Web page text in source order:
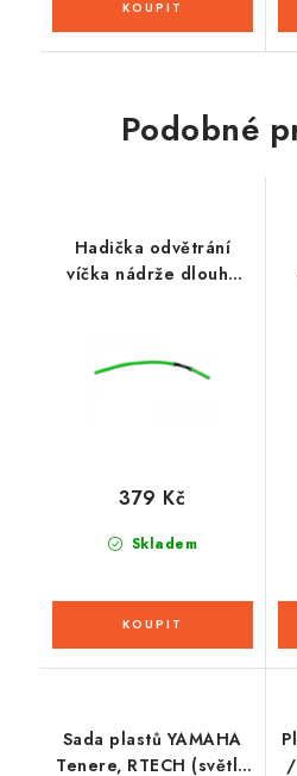
Podobné
Hadička odvětrání
víčka nádrže dlouhá
Skladem
379 Kč
Sada plastů YAMAHA
Tenere, RTECH (světle
/